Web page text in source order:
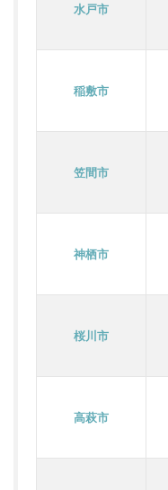
水戸市
稲敷市
笠間市
神栖市
桜川市
高萩市